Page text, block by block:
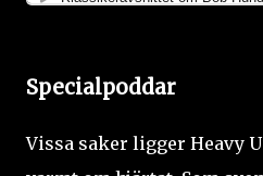
Specialpoddar
Vissa saker ligger Heavy